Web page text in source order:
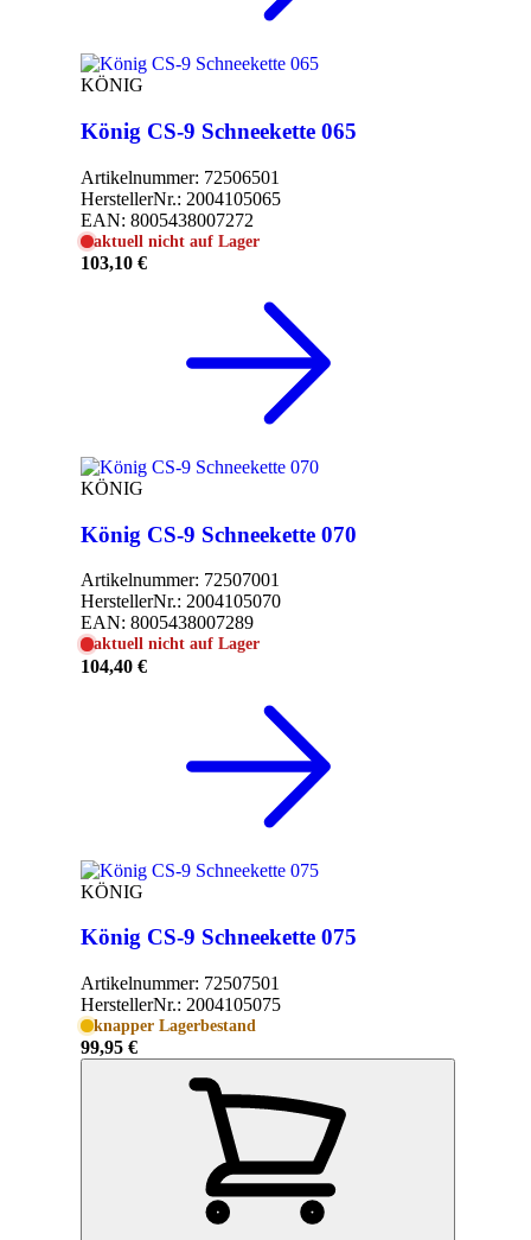
KÖNIG
König CS-9 Schneekette 065
Artikelnummer: 72506501
HerstellerNr.: 2004105065
EAN: 8005438007272
aktuell nicht auf Lager
103,10 €
KÖNIG
König CS-9 Schneekette 070
Artikelnummer: 72507001
HerstellerNr.: 2004105070
EAN: 8005438007289
aktuell nicht auf Lager
104,40 €
KÖNIG
König CS-9 Schneekette 075
Artikelnummer: 72507501
HerstellerNr.: 2004105075
knapper Lagerbestand
99,95 €